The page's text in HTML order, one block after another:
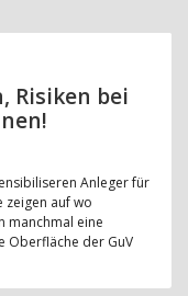
Risiken bei
Anleger für
zeigen auf wo
manchmal eine
Oberfläche der GuV